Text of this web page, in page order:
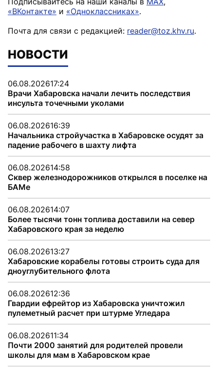
«ВКонтакте» и «Одноклассниках».
Почта для связи с редакцией: reader@toz.khv.ru.
НОВОСТИ
06.08.202617:24
Врачи Хабаровска начали лечить последствия
инсульта точечными уколами
06.08.202616:39
Начальника стройучастка в Хабаровске осудят за
падение рабочего в шахту лифта
06.08.202614:58
Сквер железнодорожников открылся в поселке на
БАМе
06.08.202614:07
Более тысячи тонн топлива доставили на север
Хабаровского края за неделю
06.08.202613:27
Хабаровские корабелы готовы строить суда для
дноуглубительного флота
06.08.202612:36
Гвардии ефрейтор из Хабаровска уничтожил
пулеметный расчет при штурме Угледара
06.08.202611:34
Почти 2000 занятий для родителей провели
школы для мам в Хабаровском крае